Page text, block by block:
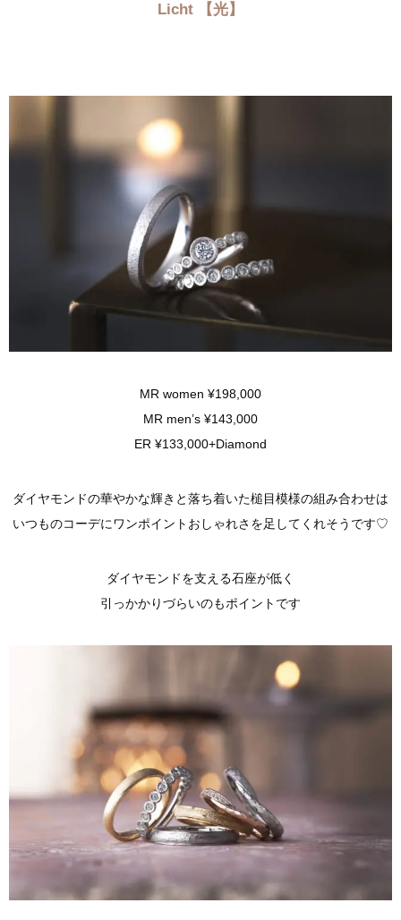
Licht 【光】
MR women ¥198,000
MR men’s ¥143,000
ER ¥133,000+Diamond
ダイヤモンドの華やかな輝きと落ち着いた槌目模様の組み合わせは
いつものコーデにワンポイントおしゃれさを足してくれそうです♡
ダイヤモンドを支える石座が低く
引っかかりづらいのもポイントです